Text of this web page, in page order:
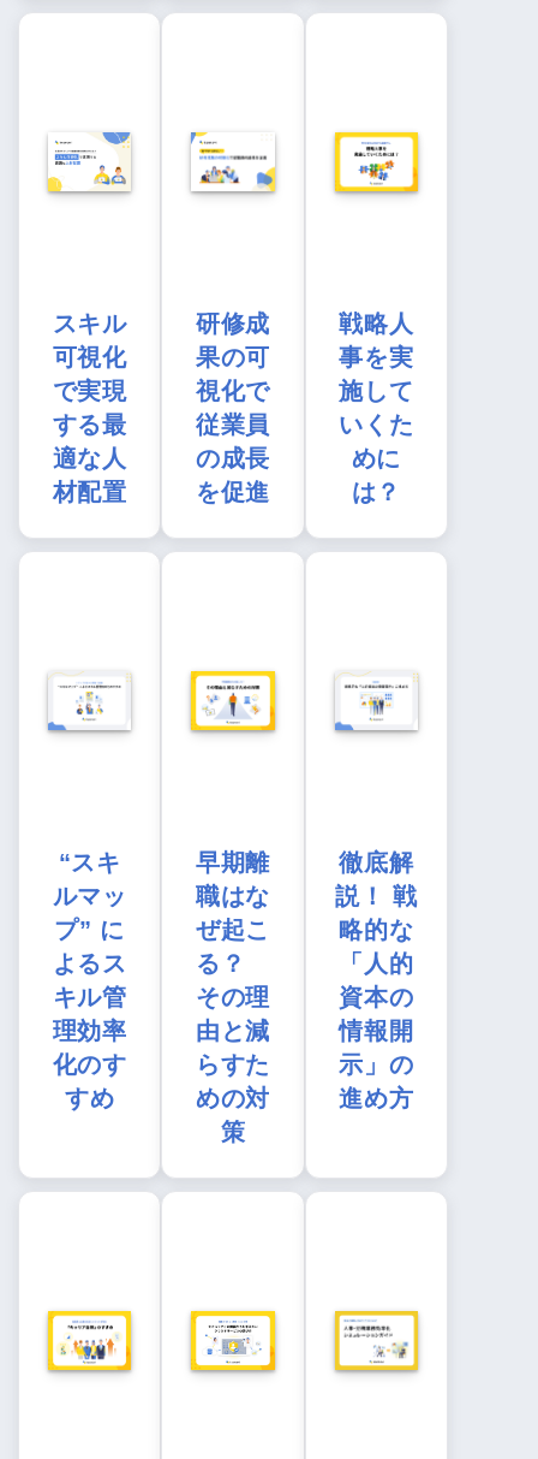
スキル
可視化
で実現
する最
適な人
材配置
研修成
果の可
視化で
従業員
の成長
を促進
戦略人
事を実
施して
いくた
めに
は？
“スキ
ルマッ
プ” に
よるス
キル管
理効率
化のす
すめ
早期離
職はな
ぜ起こ
る？
その理
由と減
らすた
めの対
策
徹底解
説！ 戦
略的な
「人的
資本の
情報開
示」の
進め方